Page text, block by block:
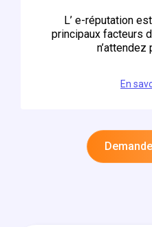
L’ e-réputation
principaux facteurs
En